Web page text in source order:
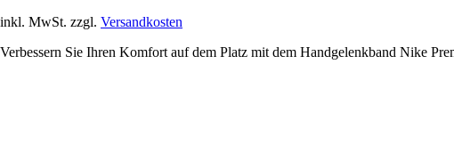
inkl. MwSt. zzgl. Versandkosten
Verbessern Sie Ihren Komfort auf dem Platz mit dem Handgelenkband Nike